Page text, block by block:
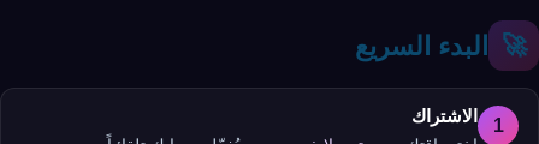
🚀 البدء السريع
1 الاشتراك